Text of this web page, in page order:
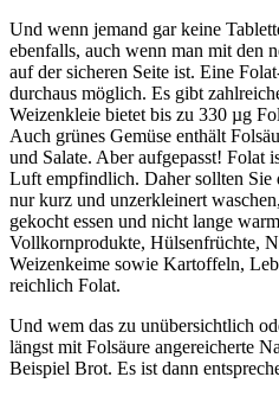
Und wenn jemand gar keine
ebenfalls, auch wenn man mit den
auf der sicheren Seite ist. Eine
durchaus möglich. Es gibt
Weizenkleie bietet bis zu 330 µg
Auch grünes Gemüse enthält
und Salate. Aber aufgepasst! Folat
Luft empfindlich. Daher sollten Sie
nur kurz und unzerkleinert
gekocht essen und nicht lange
Vollkornprodukte, Hülsenfrüchte,
Weizenkeime sowie Kartoffeln,
reichlich Folat.
Und wem das zu unübersichtlich
längst mit Folsäure angereicherte
Beispiel Brot. Es ist dann